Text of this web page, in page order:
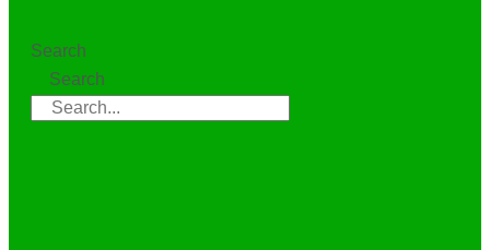
Search
Search